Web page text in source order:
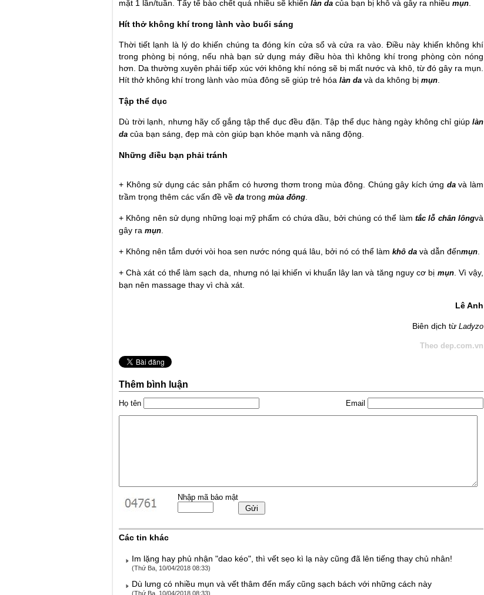
mặt 1 lần/tuần. Tẩy tế bào chết quá nhiều sẽ khiến làn da của bạn bị khô và gây ra nhiều mụn
Hít thở không khí trong lành vào buổi sáng
Thời tiết lạnh là lý do khiến chúng ta đóng kín cửa sổ và cửa ra vào. Điều này khiến không khí
trong phòng bị nóng, nếu nhà bạn sử dụng máy điều hòa thì không khí trong phòng còn nóng
hơn. Da thường xuyên phải tiếp xúc với không khí nóng sẽ bị mất nước và khô, từ đó gây ra mụn.
Hít thở không khí trong lành vào mùa đông sẽ giúp trẻ hóa làn da và da không bị mụn
Tập thể dục
Dù trời lạnh, nhưng hãy cố gắng tập thể dục đều đặn. Tập thể dục hàng ngày không chỉ giúp làn
da của bạn sáng, đẹp mà còn giúp bạn khỏe mạnh và năng động.
Những điều bạn phải tránh
+ Không sử dụng các sản phẩm có hương thơm trong mùa đông. Chúng gây kích ứng davà làm
trầm trọng thêm các vấn đề về da trong mùa đông
+ Không nên sử dụng những loại mỹ phẩm có chứa dầu, bởi chúng có thể làmtắc lỗ chân lôngvà
gây ra mụn
+ Không nên tắm dưới vòi hoa sen nước nóng quá lâu, bởi nó có thể làm khô da và dẫn đếnmụn
+ Chà xát có thể làm sạch da, nhưng nó lại khiến vi khuẩn lây lan và tăng nguy cơ bị mụn. Vì vậy,
bạn nên massage thay vì chà xát.
Lê Anh
Biên dịch từ Ladyzo
Theo dep.com.vn
Thêm bình luận
Họ tên Email
Nhập mã bảo mật
Các tin khác
Im lặng hay phủ nhận "dao kéo", thì vết sẹo kì lạ này cũng đã lên tiếng thay chủ nhân!
(Thứ Ba, 10/04/2018 08:33)
Dù lưng có nhiều mụn và vết thâm đến mấy cũng sạch bách với những cách này
(Thứ Ba, 10/04/2018 08:33)